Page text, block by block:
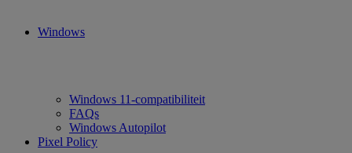
Windows
Windows 11-compatibiliteit
FAQs
Windows Autopilot
Pixel Policy